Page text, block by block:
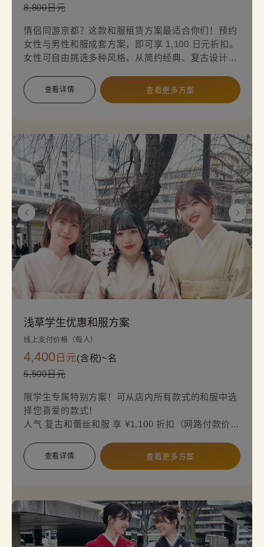
8,800日元
情侣同游京都？这款和服租赁方案最适合你们！预约
女性与男性和服成套方案，即可享 1,100 日元折扣。
女性可自由挑选多种风格，从简约经典、复古设计到
程更加浪漫难忘！
查看详情 查看更多方案
浅草学生优惠和服方案
线上支付价格（每人）
4,400 日元(含税)~名
5,500日元
限学生专属特别方案！可从店内所有款式的和服中选
择您喜爱的款式！
人气 复古和蕾丝和服 享 ¥1,100 折扣（网路付款价格
和服 中找到您的理想款式，打造属于您的独特风格！
适合与朋友一起散步、修学旅行或毕业旅行的特别体
注意事项：
入店时需出示有效的学生证。
复古摩登访问着的腰带选项需另加收费。
查看详情 查看更多方案